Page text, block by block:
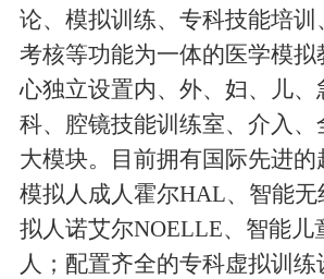
论、模拟训练、专科技能培训
考核等功能为一体的医学模拟
心独立设置内、外、妇、儿、
科、腔镜技能训练室、介入、
大模块。目前拥有国际先进的
模拟人成人霍尔HAL、智能无
拟人诺艾尔NOELLE、智能儿
人；配置齐全的专科虚拟训练